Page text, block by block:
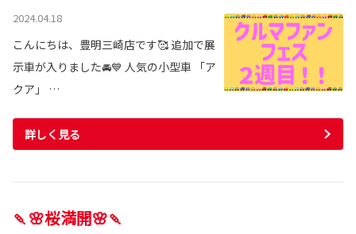
2024.04.18
こんにちは、豊明三崎店です🥰 追加で展
示車が入りました🚘💙 人気の小型車 「ア
クア」 …
詳しく見る
🍡🌸桜満開🌸🍡